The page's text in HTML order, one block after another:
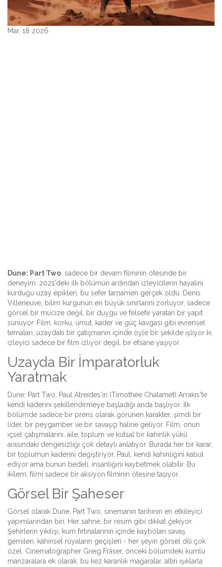
Mar, 18 2026
Dune: Part Two , sadece bir devam filminin ötesinde bir
deneyim. 2021'deki ilk bölümün ardından izleyicilerin hayalini
kurduğu uzay epikleri, bu sefer tamamen gerçek oldu. Denis
Villeneuve, bilim kurgunun en büyük sınırlarını zorluyor, sadece
görsel bir mucize değil, bir duygu ve felsefe yaratan bir yapıt
sunuyor. Film, korku, umut, kader ve güç kavgası gibi evrensel
temaları, uzaydaki bir çatışmanın içinde öyle bir şekilde işliyor ki,
izleyici sadece bir film izliyor değil, bir efsane yaşıyor.
Uzayda Bir İmparatorluk
Yaratmak
Dune: Part Two, Paul Atreides'in (Timothée Chalamet) Arrakis'te
kendi kaderini şekillendirmeye başladığı anda başlıyor. İlk
bölümde sadece bir prens olarak görünen karakter, şimdi bir
lider, bir peygamber ve bir savaşçı haline geliyor. Film, onun
içsel çatışmalarını, aile, toplum ve kutsal bir kahinlik yükü
arasındaki dengesizliği çok detaylı anlatıyor. Burada her bir karar,
bir toplumun kaderini değiştiriyor. Paul, kendi kahinliğini kabul
ediyor ama bunun bedeli, insanlığını kaybetmek olabilir. Bu
ikilem, filmi sadece bir aksiyon filminin ötesine taşıyor.
Görsel Bir Şaheser
Görsel olarak Dune: Part Two, sinemanın tarihinin en etkileyici
yapımlarından biri. Her sahne, bir resim gibi dikkat çekiyor.
Şehirlerin yıkılışı, kum fırtınalarının içinde kaybolan savaş
gemileri, kâhinsel rüyaların geçişleri - her şeyin görsel dili çok
özel. Cinematographer Greig Fraser, önceki bölümdeki kumlu
manzaralara ek olarak, bu kez karanlık mağaralar, altın ışıklarla